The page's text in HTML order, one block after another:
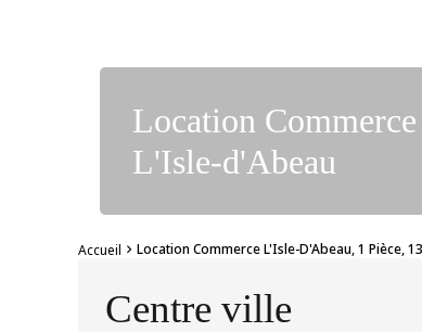
Location Commerce
L'Isle-d'Abeau
Accueil Location Commerce L'Isle-D'Abeau, 1 Pièce,
Centre ville